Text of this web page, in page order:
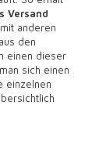
Versand
anderen
den
einen dieser
sich einen
einzelnen